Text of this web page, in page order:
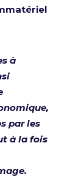
à
par les
à la fois